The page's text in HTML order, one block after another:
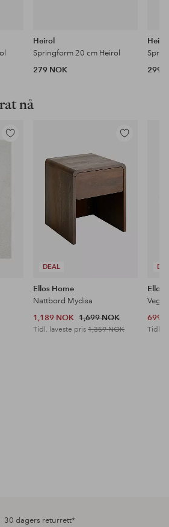
Heirol
Springform 20 cm Heirol
279 NOK
Heirol
299
nå
Legg
DEAL
Legg
favoritter
Ellos Home
Nattbord Mydisa
1,189 NOK 1,699 NOK
Tidl. laveste pris1,359 NOK
Ellos
699
Tidl.
30 dagers returrett*